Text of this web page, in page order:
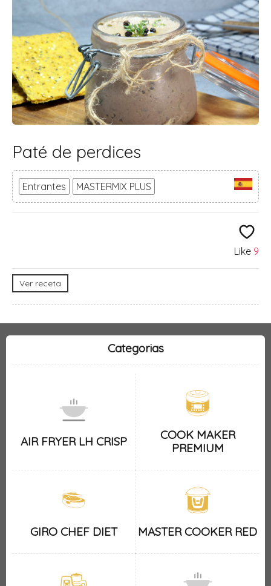
Paté de perdices
Entrantes MASTERMIX PLUS
Like 9
Ver receta
Categorias
AIR FRYER LH CRISP
COOK MAKER
PREMIUM
GIRO CHEF DIET MASTER COOKER RED